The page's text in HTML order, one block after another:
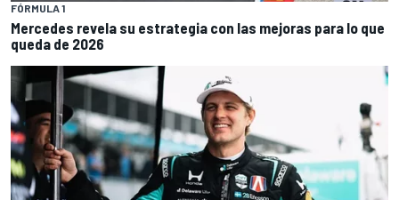
FÓRMULA 1
Mercedes revela su estrategia con las mejoras para lo que
queda de 2026